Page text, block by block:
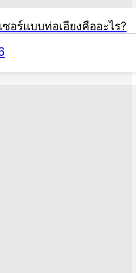
ซอร์แบบท่อเอียงคืออะไร?